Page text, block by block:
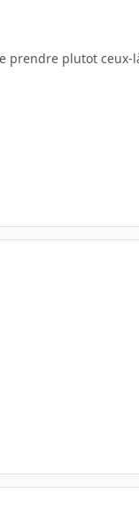
prendre plutot ceux-